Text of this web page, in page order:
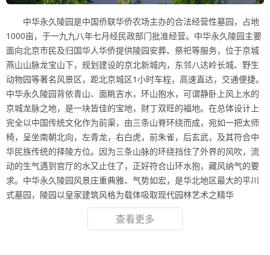
中华永久陵园是中国侨联华侨农场主办的合法经营性墓园，占地
1000亩，于一九九八年七月经民政部门批准经营。中华永久陵园主要
面向北京市民及归国华人华侨提供陵园安葬、祭祀等服务，位于京城
燕山山脉龙宝山下，规划建设的京北新城内，东邻八达岭长城、野生
动物园等著名风景区，距北京城区1小时车程，高速直达，交通便捷。
中华永久陵园背依青山、面眺吉水，环山抱水，可谓静卧上风上水的
京城龙脉之地，是一块皆佳的宝地，财丁双旺的福地。在总体设计上
完全以中国传统文化作为前渠，由三条山脊环绕而成，宛如一把太师
椅，呈坐南朝北向，左青龙，右白虎，前朱雀，后玄武，及其符合中
华民族传统的择陵方位。因为三条山脉的环绕挡住了外界的风吹，流
动的生气遇到官厅的水又止住了，正好符合山环水抱，藏风纳气的要
求。中华永久陵园风景庄重典雅、气势如宏，是华北地区最大的平川
式墓园，陵园以皇家建筑风格为载体吸取现代园林艺术之精华
查看更多